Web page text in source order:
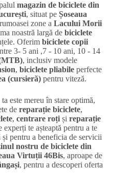
magazin de biciclete din
, situat pe Șoseaua
zone a Lacului Morii
noastră largă de biciclete
Oferim biciclete copii
3- 5 ani ,7 - 10 ani, 10 - 14
, inclusiv modele
, biciclete pliabile perfecte
(cursieră) pentru viteză.
este mereu în stare optimă,
de reparație biciclete,
, centrare roți și reparație
experți te așteaptă pentru a te
pentru a beneficia de servicii
nostru de biciclete din
Virtuții 46Bis, aproape de
, pentru a descoperi oferta